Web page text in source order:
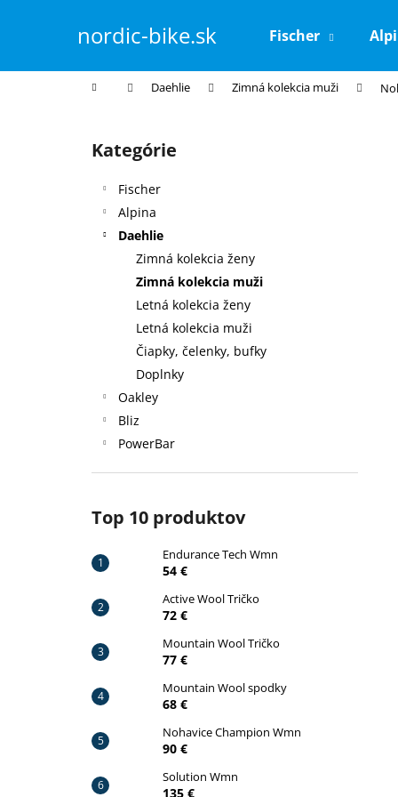
nordic-bike.sk Fischer
Domov Daehlie Zimná kolekcia muži
Preskočiť
kategórie
Kategórie
Fischer
Alpina
Daehlie
Zimná kolekcia ženy
Zimná kolekcia muži
Letná kolekcia ženy
Letná kolekcia muži
Čiapky, čelenky, bufky
Doplnky
Oakley
Bliz
PowerBar
Top 10 produktov
Endurance Tech Wmn
54 €
Active Wool Tričko
72 €
Mountain Wool Tričko
77 €
Mountain Wool spodky
68 €
Nohavice Champion Wmn
90 €
Solution Wmn
135 €
í
Späť
do
Späť
do
ENDURANCE TECH WMN
54 €
Pôvodne:59 €